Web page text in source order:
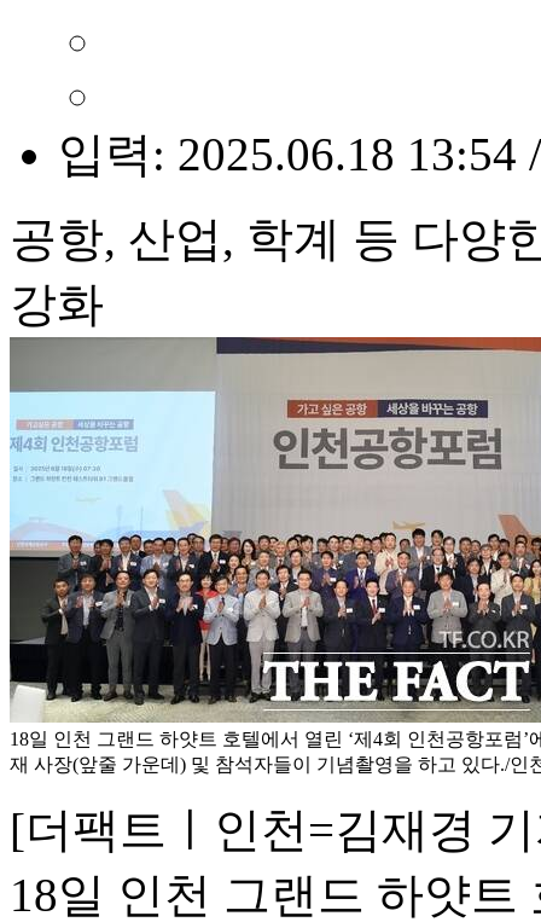
입력: 2025.06.18 13:54
공항, 산업, 학계 등 다양
강화
18일 인천 그랜드 하얏트 호텔에서 열린 ‘제4회 인천공항포럼
재 사장(앞줄 가운데) 및 참석자들이 기념촬영을 하고 있다./인
[더팩트ㅣ인천=김재경
18일 인천 그랜드 하얏트